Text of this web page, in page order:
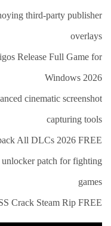
third-party publisher
overlays
Release Full Game for
Windows 2026
cinematic screenshot
capturing tools
All DLCs 2026 FREE
unlocker patch for fighting
games
Crack Steam Rip FREE